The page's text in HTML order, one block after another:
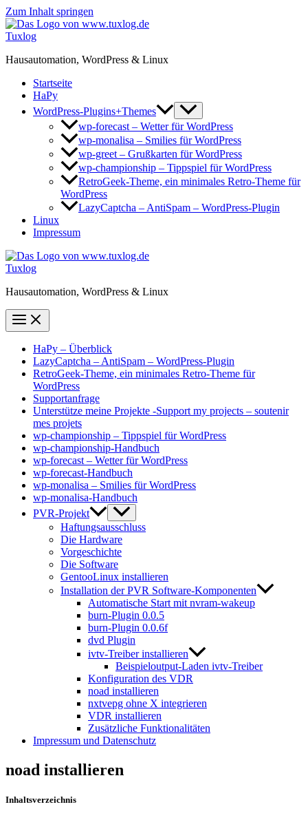
Zum Inhalt springen
Tuxlog
Hausautomation, WordPress & Linux
Startseite
HaPy
WordPress-Plugins+Themes
wp-forecast – Wetter für WordPress
wp-monalisa – Smilies für WordPress
wp-greet – Grußkarten für WordPress
wp-championship – Tippspiel für WordPress
RetroGeek-Theme, ein minimales Retro-Theme für
WordPress
LazyCaptcha – AntiSpam – WordPress-Plugin
Linux
Impressum
Tuxlog
Hausautomation, WordPress & Linux
HaPy – Überblick
LazyCaptcha – AntiSpam – WordPress-Plugin
RetroGeek-Theme, ein minimales Retro-Theme für
WordPress
Supportanfrage
Unterstütze meine Projekte -Support my projects – soutenir
mes projets
wp-championship – Tippspiel für WordPress
wp-championship-Handbuch
wp-forecast – Wetter für WordPress
wp-forecast-Handbuch
wp-monalisa – Smilies für WordPress
wp-monalisa-Handbuch
PVR-Projekt
Haftungsausschluss
Die Hardware
Vorgeschichte
Die Software
GentooLinux installieren
Installation der PVR Software-Komponenten
Automatische Start mit nvram-wakeup
burn-Plugin 0.0.5
burn-Plugin 0.0.6f
dvd Plugin
ivtv-Treiber installieren
Beispieloutput-Laden ivtv-Treiber
Konfiguration des VDR
noad installieren
nxtvepg ohne X integrieren
VDR installieren
Zusätzliche Funktionalitäten
Impressum und Datenschutz
noad installieren
Inhaltsverzeichnis